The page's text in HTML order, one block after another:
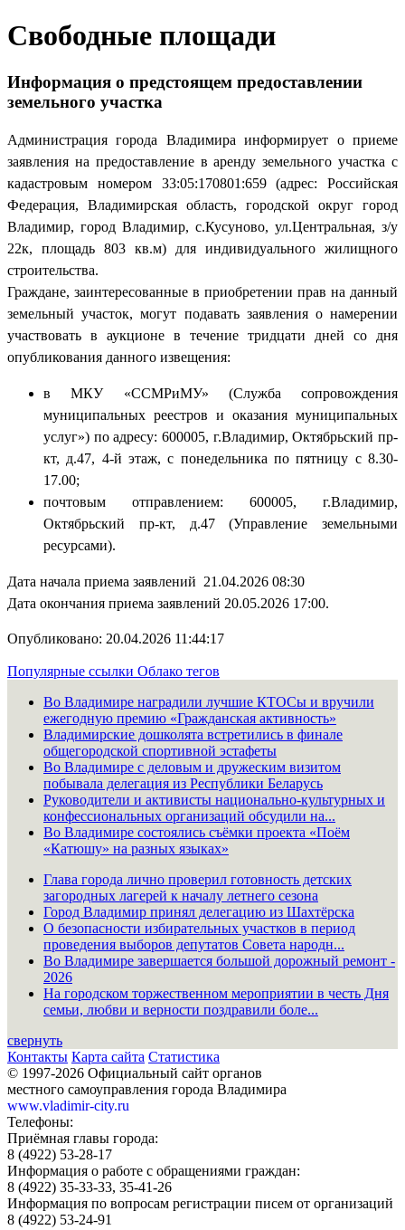
Свободные площади
Информация о предстоящем предоставлении
земельного участка
Администрация города Владимира информирует о приеме
заявления на предоставление в аренду земельного участка с
кадастровым номером 33:05:170801:659 (адрес: Российская
Федерация, Владимирская область, городской округ город
Владимир, город Владимир, с.Кусуново, ул.Центральная, з/у
22к, площадь 803 кв.м) для индивидуального жилищного
строительства.
Граждане, заинтересованные в приобретении прав на данный
земельный участок, могут подавать заявления о намерении
участвовать в аукционе в течение тридцати дней со дня
опубликования данного извещения:
в МКУ «ССМРиМУ» (Служба сопровождения
муниципальных реестров и оказания муниципальных
услуг») по адресу: 600005, г.Владимир, Октябрьский пр-
кт, д.47, 4-й этаж, с понедельника по пятницу с 8.30-
17.00;
почтовым отправлением: 600005, г.Владимир,
Октябрьский пр-кт, д.47 (Управление земельными
ресурсами).
Дата начала приема заявлений 21.04.2026 08:30
Дата окончания приема заявлений 20.05.2026 17:00.
Опубликовано: 20.04.2026 11:44:17
Популярные ссылки Облако тегов
Во Владимире наградили лучшие КТОСы и вручили
ежегодную премию «Гражданская активность»
Владимирские дошколята встретились в финале
общегородской спортивной эстафеты
Во Владимире с деловым и дружеским визитом
побывала делегация из Республики Беларусь
Руководители и активисты национально-культурных и
конфессиональных организаций обсудили на...
Во Владимире состоялись съёмки проекта «Поём
«Катюшу» на разных языках»
Глава города лично проверил готовность детских
загородных лагерей к началу летнего сезона
Город Владимир принял делегацию из Шахтёрска
О безопасности избирательных участков в период
проведения выборов депутатов Совета народн...
Во Владимире завершается большой дорожный ремонт -
2026
На городском торжественном мероприятии в честь Дня
семьи, любви и верности поздравили боле...
свернуть
Контакты Карта сайта Статистика
© 1997-2026 Официальный сайт органов
местного самоуправления города Владимира
www.vladimir-city.ru
Телефоны:
Приёмная главы города:
8 (4922) 53-28-17
Информация о работе с обращениями граждан:
8 (4922) 35-33-33, 35-41-26
Информация по вопросам регистрации писем от организаций
8 (4922) 53-24-91